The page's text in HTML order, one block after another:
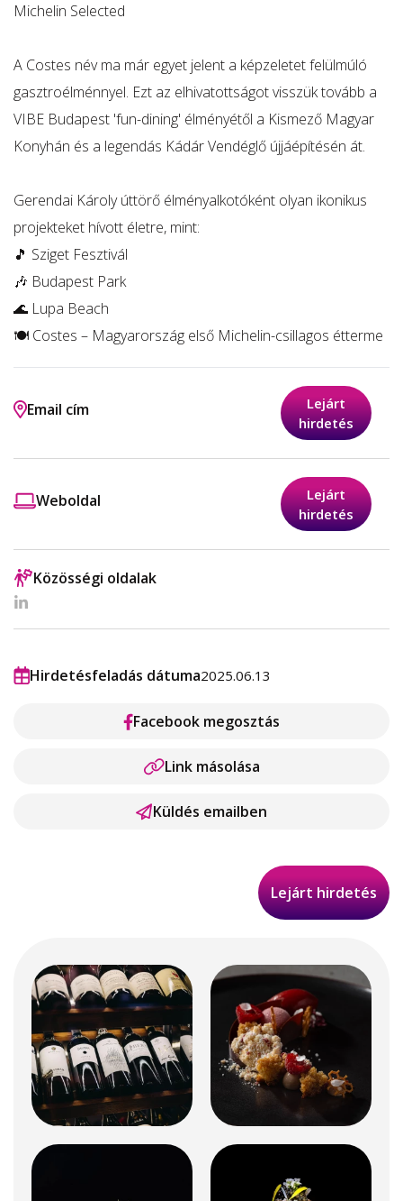
Michelin Selected
A Costes név ma már egyet jelent a képzeletet felülmúló
gasztroélménnyel. Ezt az elhivatottságot visszük tovább a
VIBE Budapest 'fun-dining' élményétől a Kismező Magyar
Konyhán és a legendás Kádár Vendéglő újjáépítésén át.
Gerendai Károly úttörő élményalkotóként olyan ikonikus
projekteket hívott életre, mint:
🎵 Sziget Fesztivál
🎶 Budapest Park
🌊 Lupa Beach
🍽️ Costes – Magyarország első Michelin-csillagos étterme
Email cím
Lejárt
hirdetés
Weboldal
Lejárt
hirdetés
Közösségi oldalak
Hirdetésfeladás dátuma2025.06.13
Facebook megosztás
Link másolása
Küldés emailben
Lejárt hirdetés